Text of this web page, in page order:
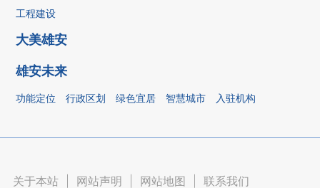
工程建设
大美雄安
雄安未来
功能定位 行政区划 绿色宜居 智慧城市 入驻机构
关于本站 网站声明 网站地图 联系我们